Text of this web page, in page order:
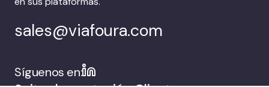
sales@viafoura.com
Síguenos en: